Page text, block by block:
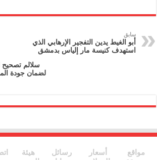
c
e
b
itt
er
e
a
ai
nt
سابق
أبو الغيط يدين التفجير الإرهابي الذي
استهدف كنيسة مار إلياس بدمشق
سلالم تصحيح
لضمان جودة
مواقع
أسعار
رسائل
هيئة